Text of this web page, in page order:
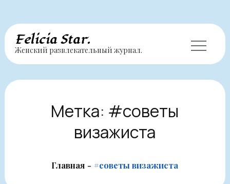
Перейти
содержимому
Felicia Star.
Женский развлекательный журнал.
Метка: #советы
визажиста
Главная #советы визажиста